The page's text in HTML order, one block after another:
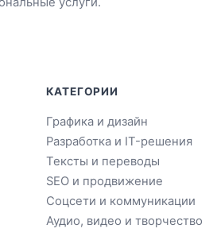
КАТЕГОРИИ
Графика и дизайн
Разработка и IT-решения
Тексты и переводы
SEO и продвижение
Соцсети и коммуникации
Аудио, видео и творчество